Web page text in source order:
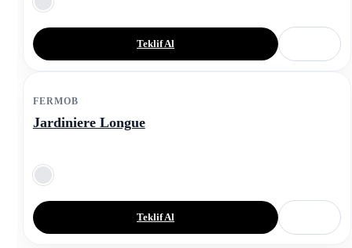
Teklif Al
FERMOB
Jardiniere Longue
Teklif Al